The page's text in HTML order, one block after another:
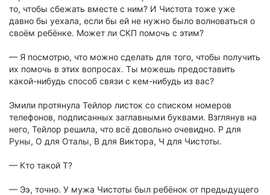
то, чтобы сбежать вместе с ним? И Чистота тоже уже
давно бы уехала, если бы ей не нужно было волноваться о
своём ребёнке. Может ли СКП помочь с этим?
— Я посмотрю, что можно сделать для того, чтобы получить
их помочь в этих вопросах. Ты можешь предоставить
какой-нибудь способ связи с кем-нибудь из вас?
Эмили протянула Тейлор листок со списком номеров
телефонов, подписанных заглавными буквами. Взглянув на
него, Тейлор решила, что всё довольно очевидно. Р для
Руны, О для Оталы, В для Виктора, Ч для Чистоты.
— Кто такой Т?
— Ээ, точно. У мужа Чистоты был ребёнок от предыдущего